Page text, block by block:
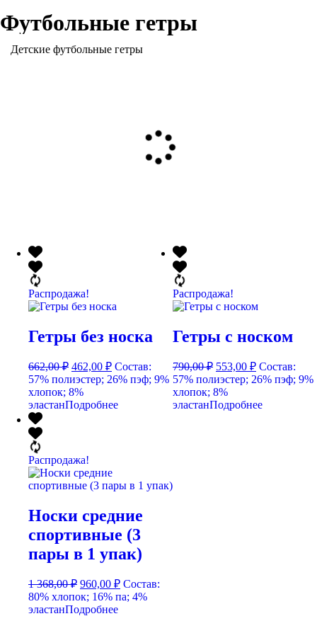
Футбольные гетры
Детские футбольные гетры
Распродажа!
Гетры без носка
662,00₽ 462,00 ₽ Состав:
57% полиэстер; 26% пэф; 9%
хлопок; 8%
эластанПодробнее
Распродажа!
Гетры с носком
790,00₽ 553,00 ₽ Состав:
57% полиэстер; 26% пэф; 9%
хлопок; 8%
эластанПодробнее
Распродажа!
Носки средние
спортивные (3
пары в 1 упак)
1 368,00₽ 960,00 ₽ Состав:
80% хлопок; 16% па; 4%
эластанПодробнее